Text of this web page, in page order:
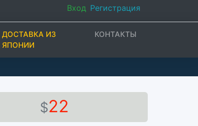
Вход Регистрация
ДОСТАВКА ИЗ
ЯПОНИИ
КОНТАКТЫ
$22